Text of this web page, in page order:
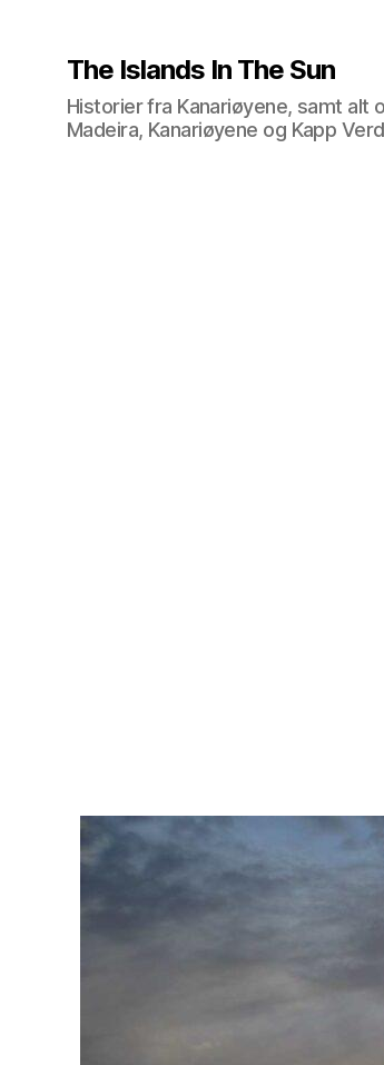
The Islands In The Sun
Historier fra Kanariøyene, samt alt
Madeira, Kanariøyene og Kapp